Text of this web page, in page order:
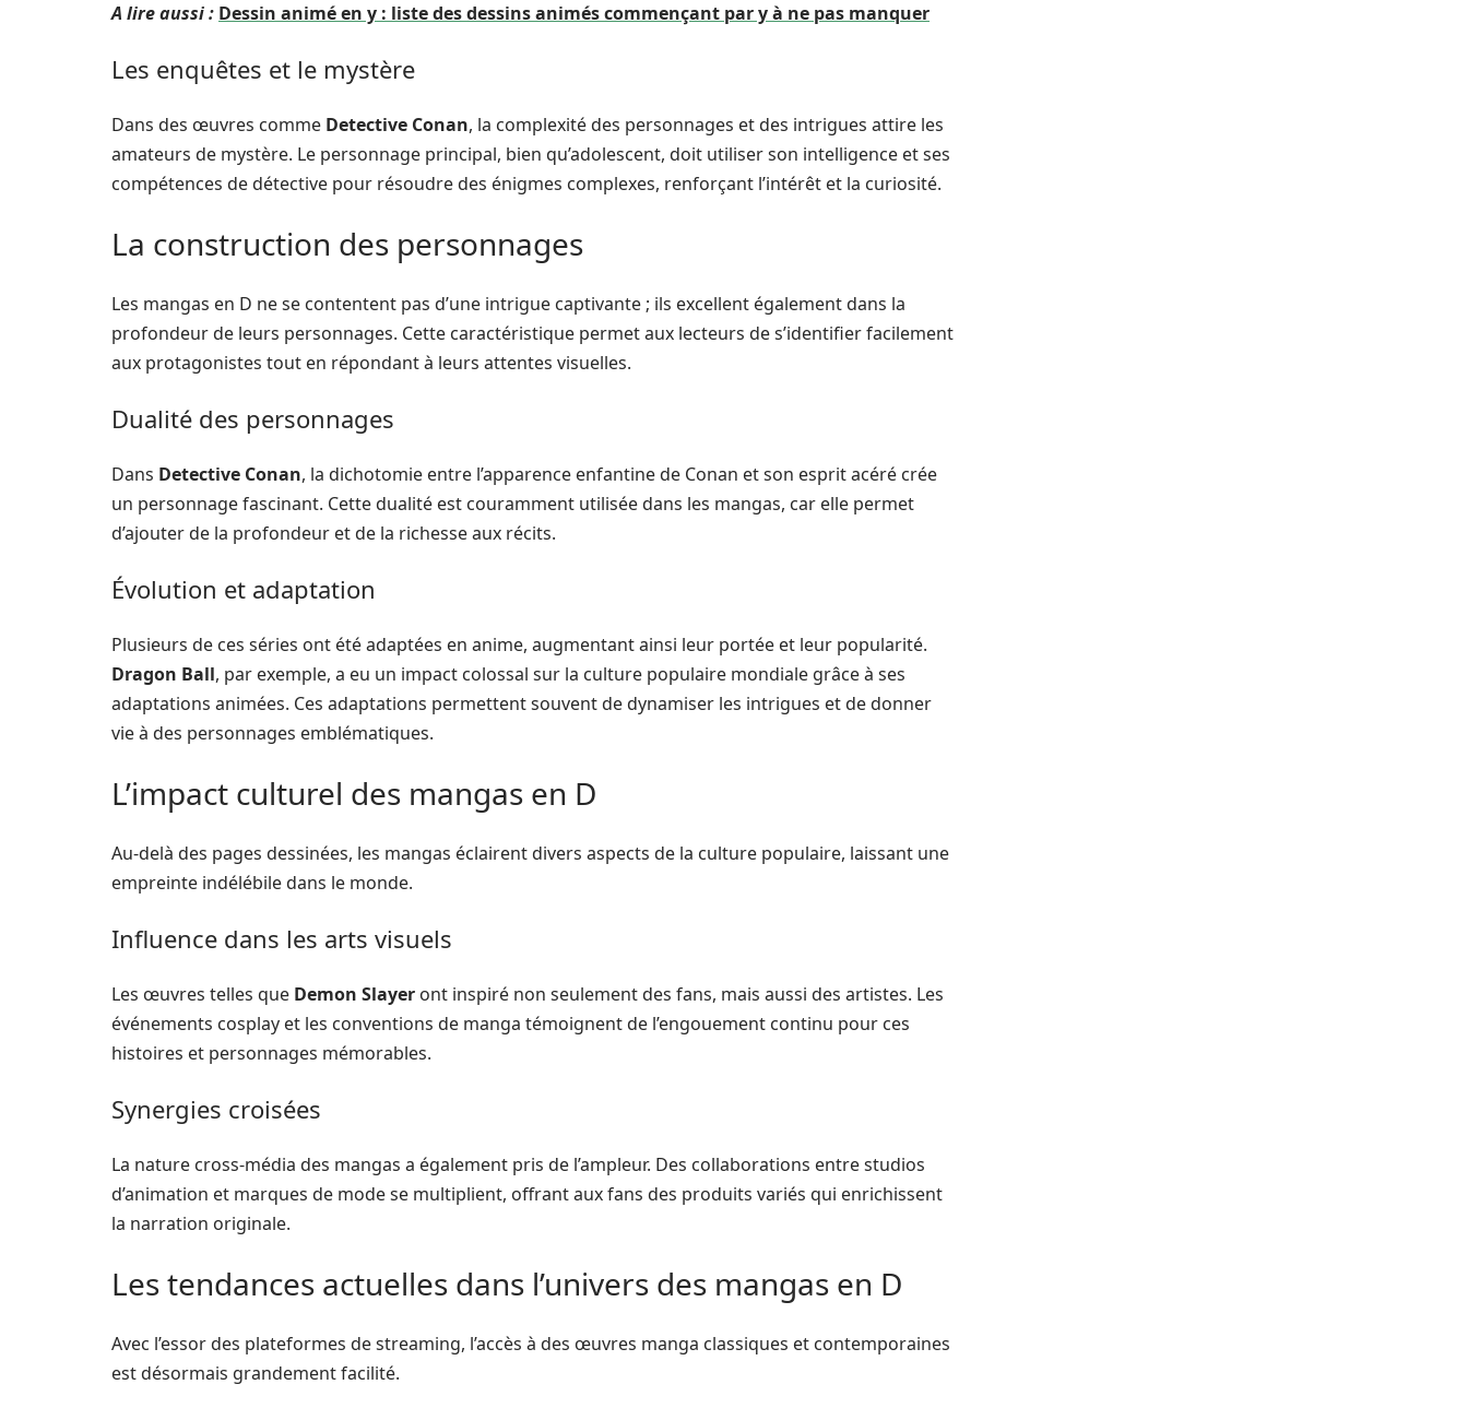
A lire aussi : Dessin animé en y : liste des dessins animés commençant par y à ne pas manquer
Les enquêtes et le mystère
Dans des œuvres comme Detective Conan, la complexité des personnages et des intrigues attire les
amateurs de mystère. Le personnage principal, bien qu’adolescent, doit utiliser son intelligence et ses
compétences de détective pour résoudre des énigmes complexes, renforçant l’intérêt et la curiosité.
La construction des personnages
Les mangas en D ne se contentent pas d’une intrigue captivante ; ils excellent également dans la
profondeur de leurs personnages. Cette caractéristique permet aux lecteurs de s’identifier facilement
aux protagonistes tout en répondant à leurs attentes visuelles.
Dualité des personnages
Dans Detective Conan, la dichotomie entre l’apparence enfantine de Conan et son esprit acéré crée
un personnage fascinant. Cette dualité est couramment utilisée dans les mangas, car elle permet
d’ajouter de la profondeur et de la richesse aux récits.
Évolution et adaptation
Plusieurs de ces séries ont été adaptées en anime, augmentant ainsi leur portée et leur popularité.
Dragon Ball, par exemple, a eu un impact colossal sur la culture populaire mondiale grâce à ses
adaptations animées. Ces adaptations permettent souvent de dynamiser les intrigues et de donner
vie à des personnages emblématiques.
L’impact culturel des mangas en D
Au-delà des pages dessinées, les mangas éclairent divers aspects de la culture populaire, laissant une
empreinte indélébile dans le monde.
Influence dans les arts visuels
Les œuvres telles que Demon Slayer ont inspiré non seulement des fans, mais aussi des artistes. Les
événements cosplay et les conventions de manga témoignent de l’engouement continu pour ces
histoires et personnages mémorables.
Synergies croisées
La nature cross-média des mangas a également pris de l’ampleur. Des collaborations entre studios
d’animation et marques de mode se multiplient, offrant aux fans des produits variés qui enrichissent
la narration originale.
Les tendances actuelles dans l’univers des mangas en D
Avec l’essor des plateformes de streaming, l’accès à des œuvres manga classiques et contemporaines
est désormais grandement facilité.